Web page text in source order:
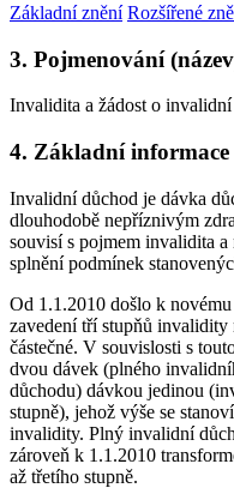
Základní znění Rozšířené
3. Pojmenování
Invalidita a žádost o
4. Základní
Invalidní důchod je dávka
dlouhodobě nepříznivým
souvisí s pojmem invalidita
splnění podmínek
Od 1.1.2010 došlo k
zavedení tří stupňů
částečné. V souvislosti s
dvou dávek (plného
důchodu) dávkou jedinou
stupně), jehož výše se
invalidity. Plný invalidní
zároveň k 1.1.2010
až třetího stupně.